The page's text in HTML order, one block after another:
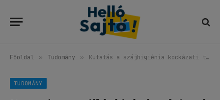
Főoldal » Tudomány » Kutatás a szájhigiénia kockázati tényezőiről
TUDOMÁNY